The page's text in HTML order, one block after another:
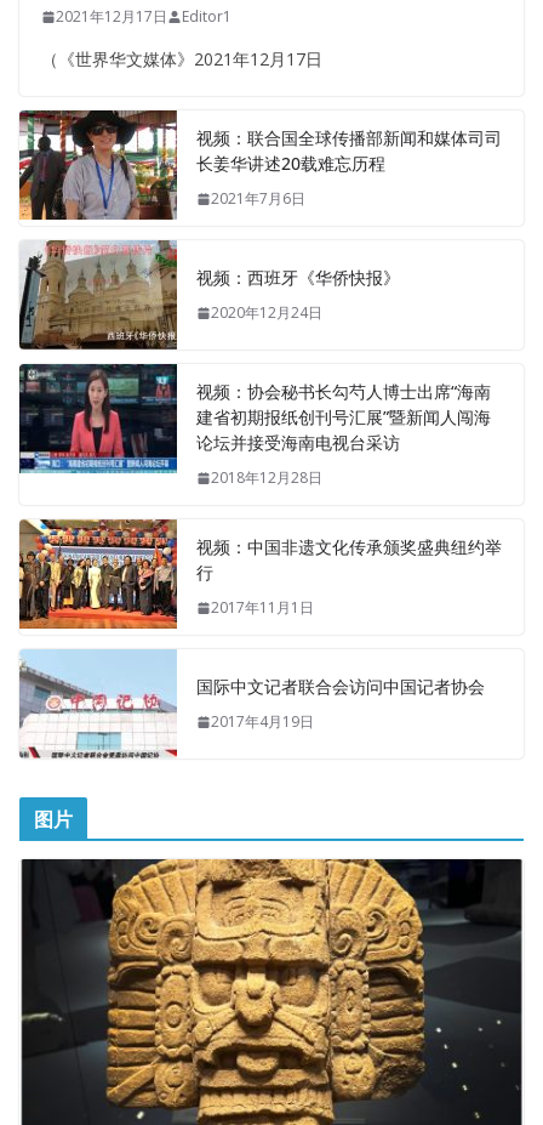
2021年12月17日 Editor1
（《世界华文媒体》2021年12月17日
视频：联合国全球传播部新闻和媒体司司
长姜华讲述20载难忘历程
2021年7月6日
视频：西班牙《华侨快报》
2020年12月24日
视频：协会秘书长勾芍人博士出席“海南
建省初期报纸创刊号汇展”暨新闻人闯海
论坛并接受海南电视台采访
2018年12月28日
视频：中国非遗文化传承颁奖盛典纽约举
行
2017年11月1日
国际中文记者联合会访问中国记者协会
2017年4月19日
图片